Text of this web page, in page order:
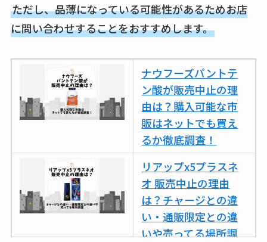
売ってる場所調査
キーピング販売終了
理由はなぜ？売って
ない？売ってる場所
は？代わりの代用品
も調査
クランベリージュー
スはコンビニで売っ
てる？薬局やイオン
は？おすすめや効果
も調査
ただし、品薄になっている可能性があるためお店
に問い合わせすることをおすすめします。
ナウフーズパントテ
ン酸が販売中止の理
由は？購入可能な市
販はネットでも買え
るか徹底調査！
リアップx5プラスネ
オ 販売中止の理由
は？チャージとの違
い・通販限定との違
いや売ってる場所調